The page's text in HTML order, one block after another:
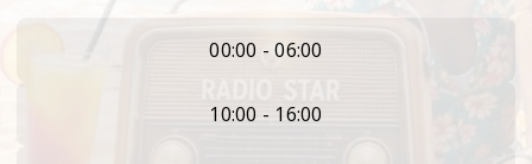
00:00 - 06:00
10:00 - 16:00